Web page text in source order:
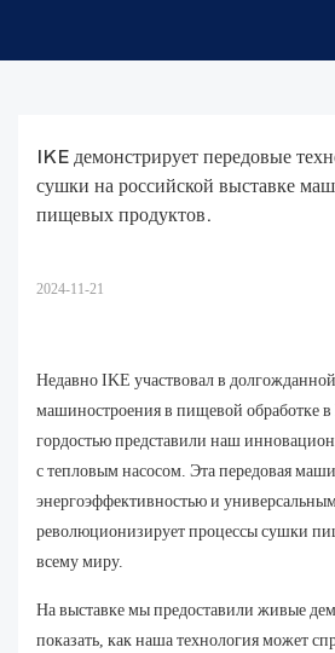
IKE демонстрирует передовые
сушки на российской выставке
пищевых продуктов.
2024-11-21
Недавно IKE участвовал в
машиностроения в пищевой обработке в
гордостью представили наш
с тепловым насосом. Эта передовая
энергоэффективностью и
революционизирует процессы сушки
всему миру.
На выставке мы предоставили живые
показать, как наша технология может